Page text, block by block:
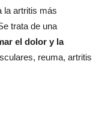
la artritis más
trata de una
el dolor y la
reuma, artritis